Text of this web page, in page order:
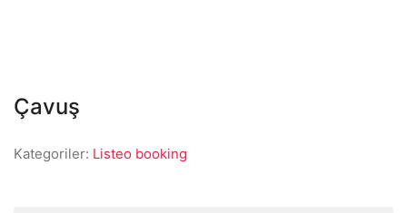
Çavuş
Kategoriler: Listeo booking